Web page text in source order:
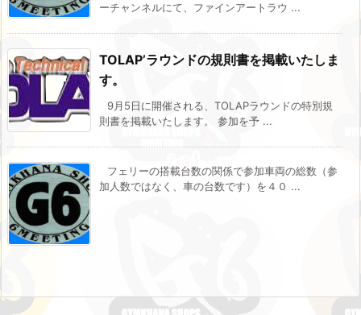
ーチャンネルにて、ファインアートラウ ...
TOLAP’ラウンドの規則書を掲載いたしま
す。
9月5日に開催される、TOLAPラウンドの特別規
則書を掲載いたします。 参加を予 ...
フェリーの搭載台数の関係で参加車両の総数（参
加人数ではなく、車の台数です）を４０ ...